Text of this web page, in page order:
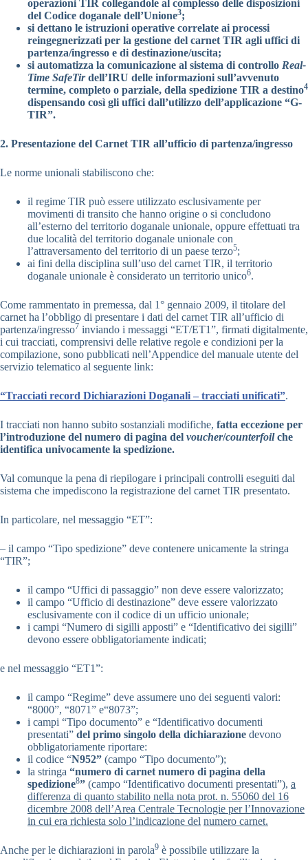
operazioni TIR collegandole al complesso delle disposizioni
del Codice doganale dell’Unione3;
si dettano le istruzioni operative correlate ai processi
reingegnerizzati per la gestione del carnet TIR agli uffici di
partenza/ingresso e di destinazione/uscita;
si automatizza la comunicazione al sistema di controllo Real-
Time SafeTirdell’IRU delle informazioni sull’avvenuto
termine, completo o parziale, della spedizione TIR a destino4
dispensando così gli uffici dall’utilizzo dell’applicazione “G-
TIR”.
2. Presentazione del Carnet TIR all’ufficio di partenza/ingresso
Le norme unionali stabiliscono che:
il regime TIR può essere utilizzato esclusivamente per
movimenti di transito che hanno origine o si concludono
all’esterno del territorio doganale unionale, oppure effettuati tra
due località del territorio doganale unionale con
l’attraversamento del territorio di un paese terzo5;
ai fini della disciplina sull’uso del carnet TIR, il territorio
doganale unionale è considerato un territorio unico6.
Come rammentato in premessa, dal 1° gennaio 2009, il titolare del
carnet ha l’obbligo di presentare i dati del carnet TIR all’ufficio di
partenza/ingresso7 inviando i messaggi “ET/ET1”, firmati digitalmente,
i cui tracciati, comprensivi delle relative regole e condizioni per la
compilazione, sono pubblicati nell’Appendice del manuale utente del
servizio telematico al seguente link:
“Tracciati record Dichiarazioni Doganali – tracciati unificati”.
I tracciati non hanno subito sostanziali modifiche, fatta eccezione per
l’introduzione del numero di pagina del voucher/counterfoilche
identifica univocamente la spedizione.
Val comunque la pena di riepilogare i principali controlli eseguiti dal
sistema che impediscono la registrazione del carnet TIR presentato.
In particolare, nel messaggio “ET”:
– il campo “Tipo spedizione” deve contenere unicamente la stringa
“TIR”;
il campo “Uffici di passaggio” non deve essere valorizzato;
il campo “Ufficio di destinazione” deve essere valorizzato
esclusivamente con il codice di un ufficio unionale;
i campi “Numero di sigilli apposti” e “Identificativo dei sigilli”
devono essere obbligatoriamente indicati;
e nel messaggio “ET1”:
il campo “Regime” deve assumere uno dei seguenti valori:
“8000”, “8071” e“8073”;
i campi “Tipo documento” e “Identificativo documenti
presentati” del primo singolo della dichiarazione devono
obbligatoriamente riportare:
il codice “N952” (campo “Tipo documento”);
la stringa “numero di carnet numero di pagina della
spedizione8” (campo “Identificativo documenti presentati”), a
differenza di quanto stabilito nella nota prot. n. 55060 del 16
dicembre 2008 dell’Area Centrale Tecnologie per l’Innovazione
in cui era richiesta solo l’indicazione del numero carnet.
Anche per le dichiarazioni in parola9 è possibile utilizzare la